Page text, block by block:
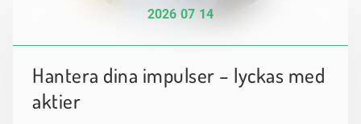
2026 07 14
Hantera dina impulser – lyckas med
aktier